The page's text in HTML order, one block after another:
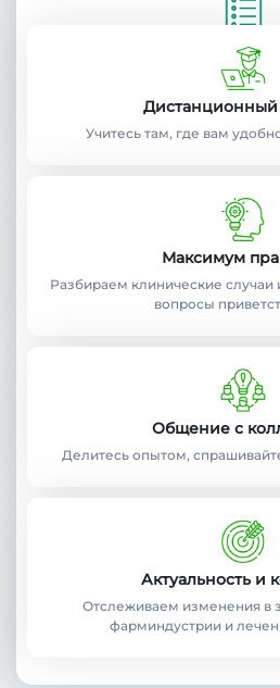
Учебный
Получить
Учитесь там, где вам
Максимум
Разбираем клинические случаи
вопросы
Общение с
Делитесь опытом,
Актуальность и
Отслеживаем изменения в
фарминдустрии и